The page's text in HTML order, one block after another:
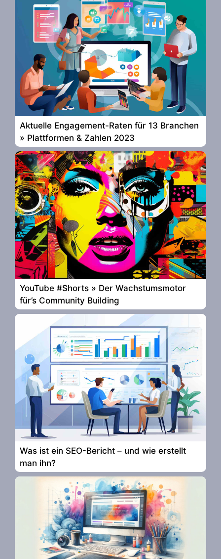
Aktuelle Engagement-Raten für 13 Branchen
» Plattformen & Zahlen 2023
YouTube #Shorts » Der Wachstumsmotor
für’s Community Building
Was ist ein SEO-Bericht – und wie erstellt
man ihn?